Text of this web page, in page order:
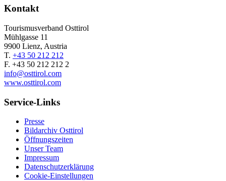
Kontakt
Tourismusverband Osttirol
Mühlgasse 11
9900 Lienz, Austria
T. +43 50 212 212
F. +43 50 212 212 2
info@osttirol.com
www.osttirol.com
Service-Links
Presse
Bildarchiv Osttirol
Öffnungszeiten
Unser Team
Impressum
Datenschutzerklärung
Cookie-Einstellungen